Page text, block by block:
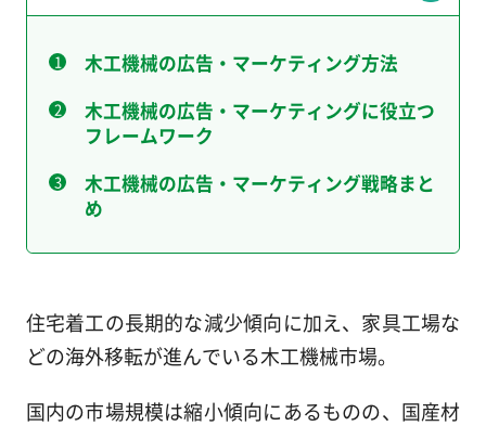
木工機械の広告・マーケティング方法
木工機械の広告・マーケティングに役立つ
フレームワーク
木工機械の広告・マーケティング戦略まと
め
住宅着工の長期的な減少傾向に加え、家具工場な
どの海外移転が進んでいる木工機械市場。
国内の市場規模は縮小傾向にあるものの、国産材